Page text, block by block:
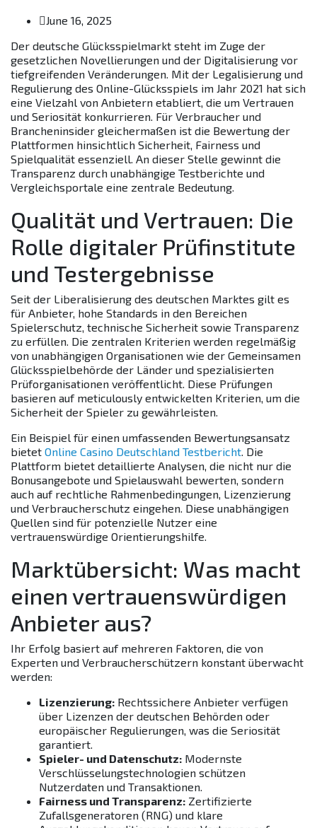
June 16, 2025
Der deutsche Glücksspielmarkt steht im Zuge der
gesetzlichen Novellierungen und der Digitalisierung vor
tiefgreifenden Veränderungen. Mit der Legalisierung und
Regulierung des Online-Glücksspiels im Jahr 2021 hat sich
eine Vielzahl von Anbietern etabliert, die um Vertrauen
und Seriosität konkurrieren. Für Verbraucher und
Brancheninsider gleichermaßen ist die Bewertung der
Plattformen hinsichtlich Sicherheit, Fairness und
Spielqualität essenziell. An dieser Stelle gewinnt die
Transparenz durch unabhängige Testberichte und
Vergleichsportale eine zentrale Bedeutung.
Qualität und Vertrauen: Die
Rolle digitaler Prüfinstitute
und Testergebnisse
Seit der Liberalisierung des deutschen Marktes gilt es
für Anbieter, hohe Standards in den Bereichen
Spielerschutz, technische Sicherheit sowie Transparenz
zu erfüllen. Die zentralen Kriterien werden regelmäßig
von unabhängigen Organisationen wie der Gemeinsamen
Glücksspielbehörde der Länder und spezialisierten
Prüforganisationen veröffentlicht. Diese Prüfungen
basieren auf meticulously entwickelten Kriterien, um die
Sicherheit der Spieler zu gewährleisten.
Ein Beispiel für einen umfassenden Bewertungsansatz
bietet Online Casino Deutschland Testbericht . Die
Plattform bietet detaillierte Analysen, die nicht nur die
Bonusangebote und Spielauswahl bewerten, sondern
auch auf rechtliche Rahmenbedingungen, Lizenzierung
und Verbraucherschutz eingehen. Diese unabhängigen
Quellen sind für potenzielle Nutzer eine
vertrauenswürdige Orientierungshilfe.
Marktübersicht: Was macht
einen vertrauenswürdigen
Anbieter aus?
Ihr Erfolg basiert auf mehreren Faktoren, die von
Experten und Verbraucherschützern konstant überwacht
werden:
Lizenzierung: Rechtssichere Anbieter verfügen
über Lizenzen der deutschen Behörden oder
europäischer Regulierungen, was die Seriosität
garantiert.
Spieler- und Datenschutz: Modernste
Verschlüsselungstechnologien schützen
Nutzerdaten und Transaktionen.
Fairness und Transparenz: Zertifizierte
Zufallsgeneratoren (RNG) und klare